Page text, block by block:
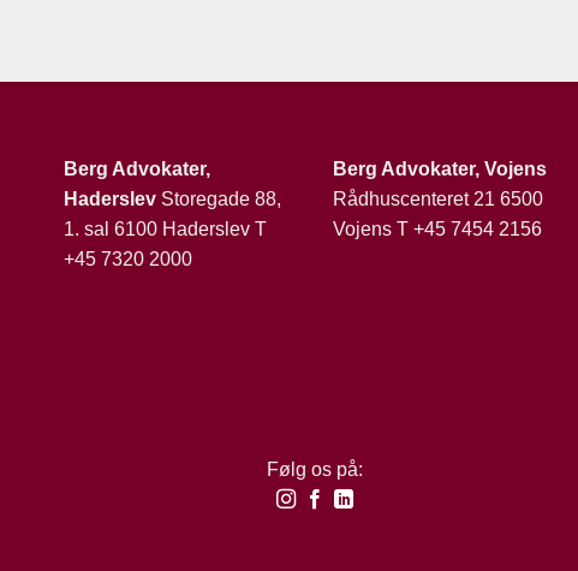
Berg Advokater,
Haderslev Storegade 88,
1. sal 6100 Haderslev T
+45 7320 2000
Berg Advokater, Vojens
Rådhuscenteret 21 6500
Vojens T +45 7454 2156
Følg os på: